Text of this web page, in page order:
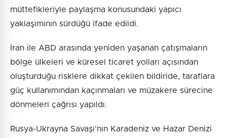
müttefikleriyle paylaşma konusundaki yapıcı
yaklaşımının sürdüğü ifade edildi.
İran ile ABD arasında yeniden yaşanan çatışmaların
bölge ülkeleri ve küresel ticaret yolları açısından
oluşturduğu risklere dikkat çekilen bildiride, taraflara
güç kullanımından kaçınmaları ve müzakere sürecine
dönmeleri çağrısı yapıldı.
Rusya-Ukrayna Savaşı'nın Karadeniz ve Hazar Denizi